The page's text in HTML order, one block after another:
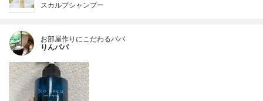
スカルプシャンプー
お部屋作りにこだわるパパ
りんパパ